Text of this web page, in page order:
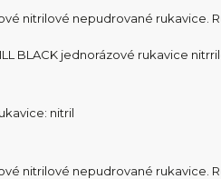
nitrilové nepudrované rukavice.
BLACK jednorázové rukavice
nitril
nitrilové nepudrované rukavice.